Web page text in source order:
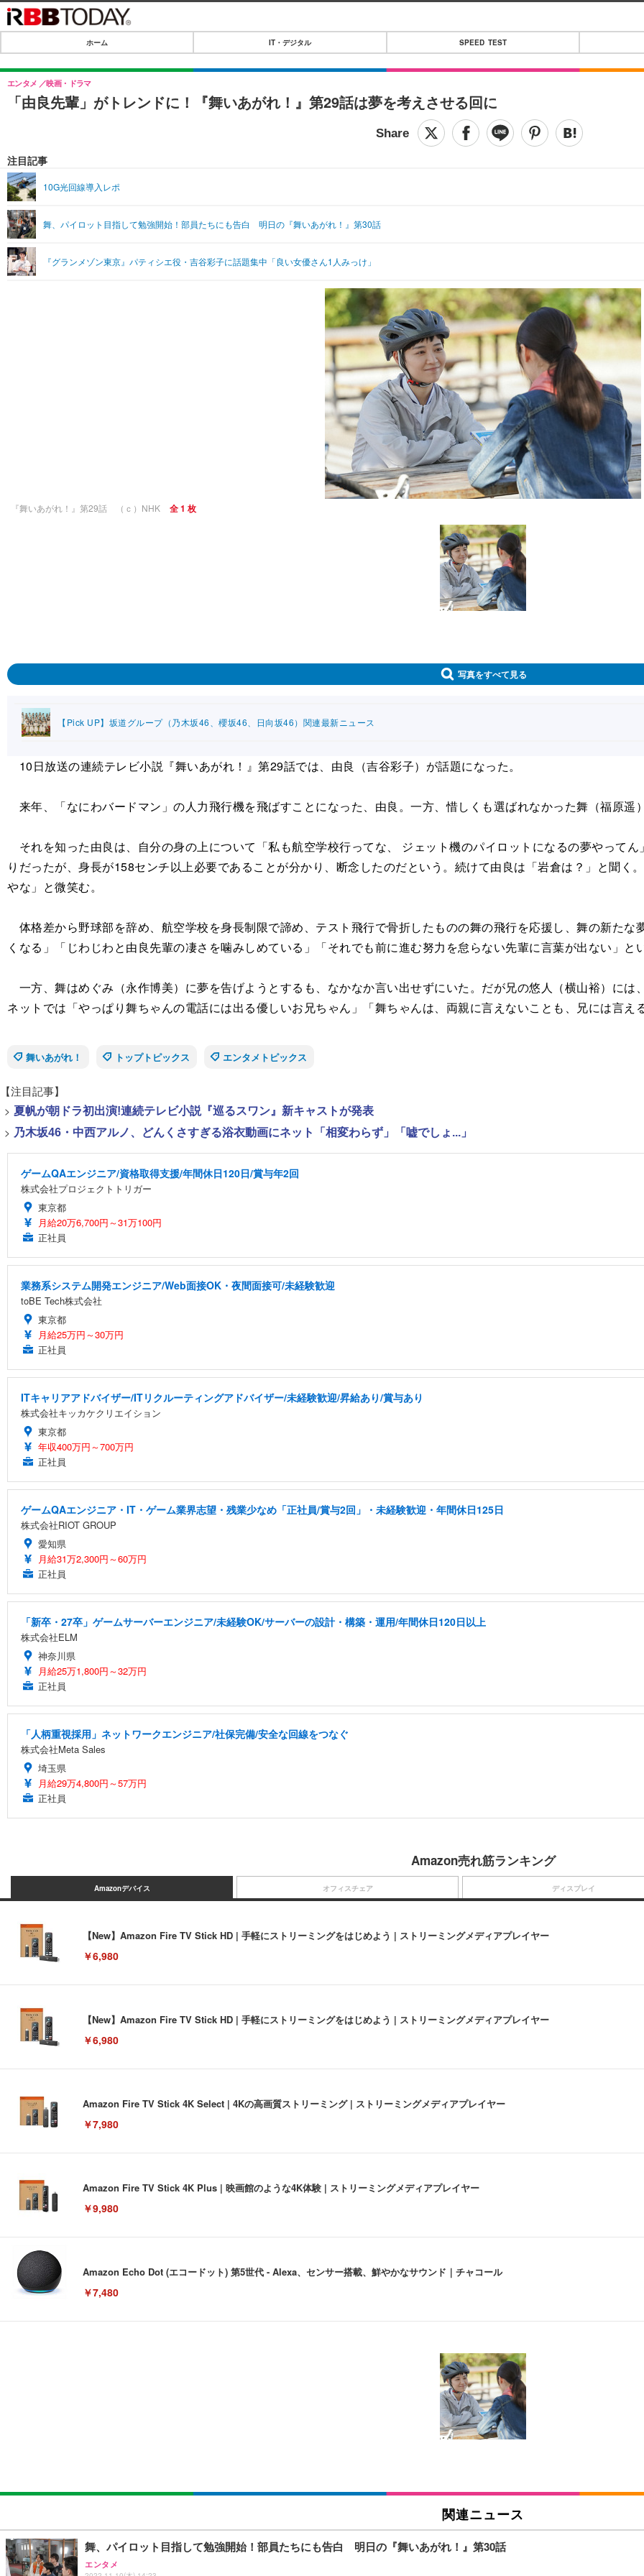
IT・デジタル
IT・デジタルTOP
SPEED TEST
音楽
ライフ
ペット
その他
リリース一覧
プッシュ通知の停止方法
ホーム IT・デジタル SPEED TEST
「由良先輩」がトレンドに！『舞いあがれ！』第29話は夢を考えさせる回に
エンタメ 映画・ドラマ
注目記事
10G光回線導入レポ
舞、パイロット目指して勉強開始！部員たちにも告白 明日の『舞いあがれ！』第30話
『グランメゾン東京』パティシエ役・吉谷彩子に話題集中「良い女優さん1人みっけ」
『舞いあがれ！』第29話 （ｃ）NHK 全 1 枚
写真をすべて見る
【Pick UP】坂道グループ（乃木坂46、櫻坂46、日向坂46）関連最新ニュース
10日放送の連続テレビ小説『舞いあがれ！』第29話では、由良（吉谷彩子）が話題になった。
来年、「なにわバードマン」の人力飛行機を飛ばすことになった、由良。一方、惜しくも選ばれなかった舞（福原遥
それを知った由良は、自分の身の上について「私も航空学校行ってな、 ジェット機のパイロットになるの夢やって
りだったが、身長が158センチ以上必要であることが分かり、断念したのだという。続けて由良は「岩倉は？」と聞く
やな」と微笑む。
体格差から野球部を辞め、航空学校を身長制限で諦め、テスト飛行で骨折したものの舞の飛行を応援し、舞の新た
くなる」「じわじわと由良先輩の凄さを噛みしめている」「それでも前に進む努力を怠らない先輩に言葉が出ない」と
一方、舞はめぐみ（永作博美）に夢を告げようとするも、なかなか言い出せずにいた。だが兄の悠人（横山裕）には
ネットでは「やっぱり舞ちゃんの電話には出る優しいお兄ちゃん」「舞ちゃんは、両親に言えないことも、兄には言え
舞いあがれ！
トップトピックス エンタメトピックス
【注目記事】
> 夏帆が朝ドラ初出演!連続テレビ小説『巡るスワン』新キャストが発表
> 乃木坂46・中西アルノ、どんくさすぎる浴衣動画にネット「相変わらず」「嘘でしょ...」
ゲームQAエンジニア/資格取得支援/年間休日120日/賞与年2回
株式会社プロジェクトトリガー
東京都
月給20万6,700円～31万100円
正社員
業務系システム開発エンジニア/Web面接OK・夜間面接可/未経験歓迎
toBE Tech株式会社
東京都
月給25万円～30万円
正社員
ITキャリアアドバイザー/ITリクルーティングアドバイザー/未経験歓迎/昇給あり/賞与あり
株式会社キッカケクリエイション
東京都
年収400万円～700万円
正社員
ゲームQAエンジニア・IT・ゲーム業界志望・残業少なめ「正社員/賞与2回」・未経験歓迎・年間休日125日
株式会社RIOT GROUP
愛知県
月給31万2,300円～60万円
正社員
「新卒・27卒」ゲームサーバーエンジニア/未経験OK/サーバーの設計・構築・運用/年間休日120日以上
株式会社ELM
神奈川県
月給25万1,800円～32万円
正社員
「人柄重視採用」ネットワークエンジニア/社保完備/安全な回線をつなぐ
株式会社Meta Sales
埼玉県
月給29万4,800円～57万円
正社員
Amazon売れ筋ランキング
Amazonデバイス
【New】Amazon Fire TV Stick HD | 手軽にストリーミングをはじめよう | ストリーミングメディアプレイヤー
￥6,980
【New】Amazon Fire TV Stick HD | 手軽にストリーミングをはじめよう | ストリーミングメディアプレイヤー
￥6,980
Amazon Fire TV Stick 4K Select | 4Kの高画質ストリーミング | ストリーミングメディアプレイヤー
￥7,980
Amazon Fire TV Stick 4K Plus | 映画館のような4K体験 | ストリーミングメディアプレイヤー
￥9,980
Amazon Echo Dot (エコードット) 第5世代 - Alexa、センサー搭載、鮮やかなサウンド｜チャコール
￥7,480
オフィスチェア
[EdoErgo] オフィスチェア 椅子 テレワーク 疲れない 跳ね上げ式アームレスト コンパクト 約105度ロッキング pc 事務椅子 360度回
Sezlife オフィスチェア デスクチェア 疲れない テレワーク チェア 強化バックレスト 30度ロッキング機能 人間工学 椅子 腰サポー
ション PCチェア 通気性メッシュ ゲーミング/勉強/事務用 おしゃれ パソコンチェア (ブラック)
￥7,680
ディスプレイ
EIZO ビジネス向けプレミアムモニター | FlexScan EV3240X-WT | 31.5型4K UHD・USB Type-C・ホワイト
【純正品】27"ゲーミングモニター DualSense 充電フック付き（CFI-ZDM1J）
￥49,979
Amazonベーシック ペットシーツ 薄型 レギュラー 1回使い捨て 無香料 ホワイト 300枚
ネオ・ルーライフ ネオ・オムツ L 中型犬用 26枚入り 単品
￥1,800
関連ニュース
舞、パイロット目指して勉強開始！部員たちにも告白 明日の『舞いあがれ！』第30話
エンタメ